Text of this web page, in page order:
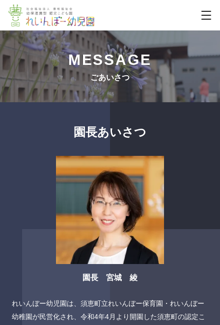
MESSAGE
ごあいさつ
園長あいさつ
園長 宮城 綾
れいんぼー幼児園は、須恵町立れいんぼー保育園・れいんぼー
幼稚園が民営化され、令和4年4月より開園した須恵町の認定こ